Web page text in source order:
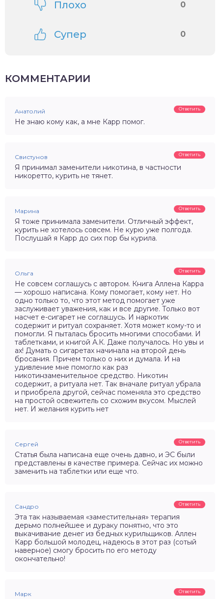
Плохо 0
Супер 0
КОММЕНТАРИИ
Анатолий Ответить
Не знаю кому как, а мне Карр помог.
Свистунов Ответить
Я принимал заменители никотина, в частности
никоретто, курить не тянет.
Марина Ответить
Я тоже принимала заменители. Отличный эффект,
курить не хотелось совсем. Не курю уже полгода.
Послушай я Карр до сих пор бы курила.
Ольга Ответить
Не совсем соглашусь с автором. Книга Аллена Карра
— хорошо написана. Кому помогает, кому нет. Но
одно только то, что этот метод помогает уже
заслуживает уважения, как и все другие. Только вот
насчет е-сигарет не соглашусь. И наркотик
содержит и ритуал сохраняет. Хотя может кому-то и
помогли. Я пыталась бросить многими способами. И
таблетками, и книгой А.К. Даже получалось. Но увы и
ах! Думать о сигаретах начинала на второй день
бросания. Причем только о них и думала. И на
удивление мне помогло как раз
никотинзаменительное средство. Никотин
содержит, а ритуала нет. Так вначале ритуал убрала
и приобрела другой, сейчас поменяла это средство
на простой освежитель со схожим вкусом. Мыслей
нет. И желания курить нет
Сергей Ответить
Статья была написана еще очень давно, и ЭС были
представлены в качестве примера. Сейчас их можно
заменить на таблетки или еще что.
Сандро Ответить
Эта так называемая «заместительная» терапия
дерьмо полнейшее и дураку понятно, что это
выкачивание денег из бедных курильщиков. Аллен
Карр большой молодец, надеюсь в этот раз (сотый
наверное) смогу бросить по его методу
окончательно!
Марк Ответить